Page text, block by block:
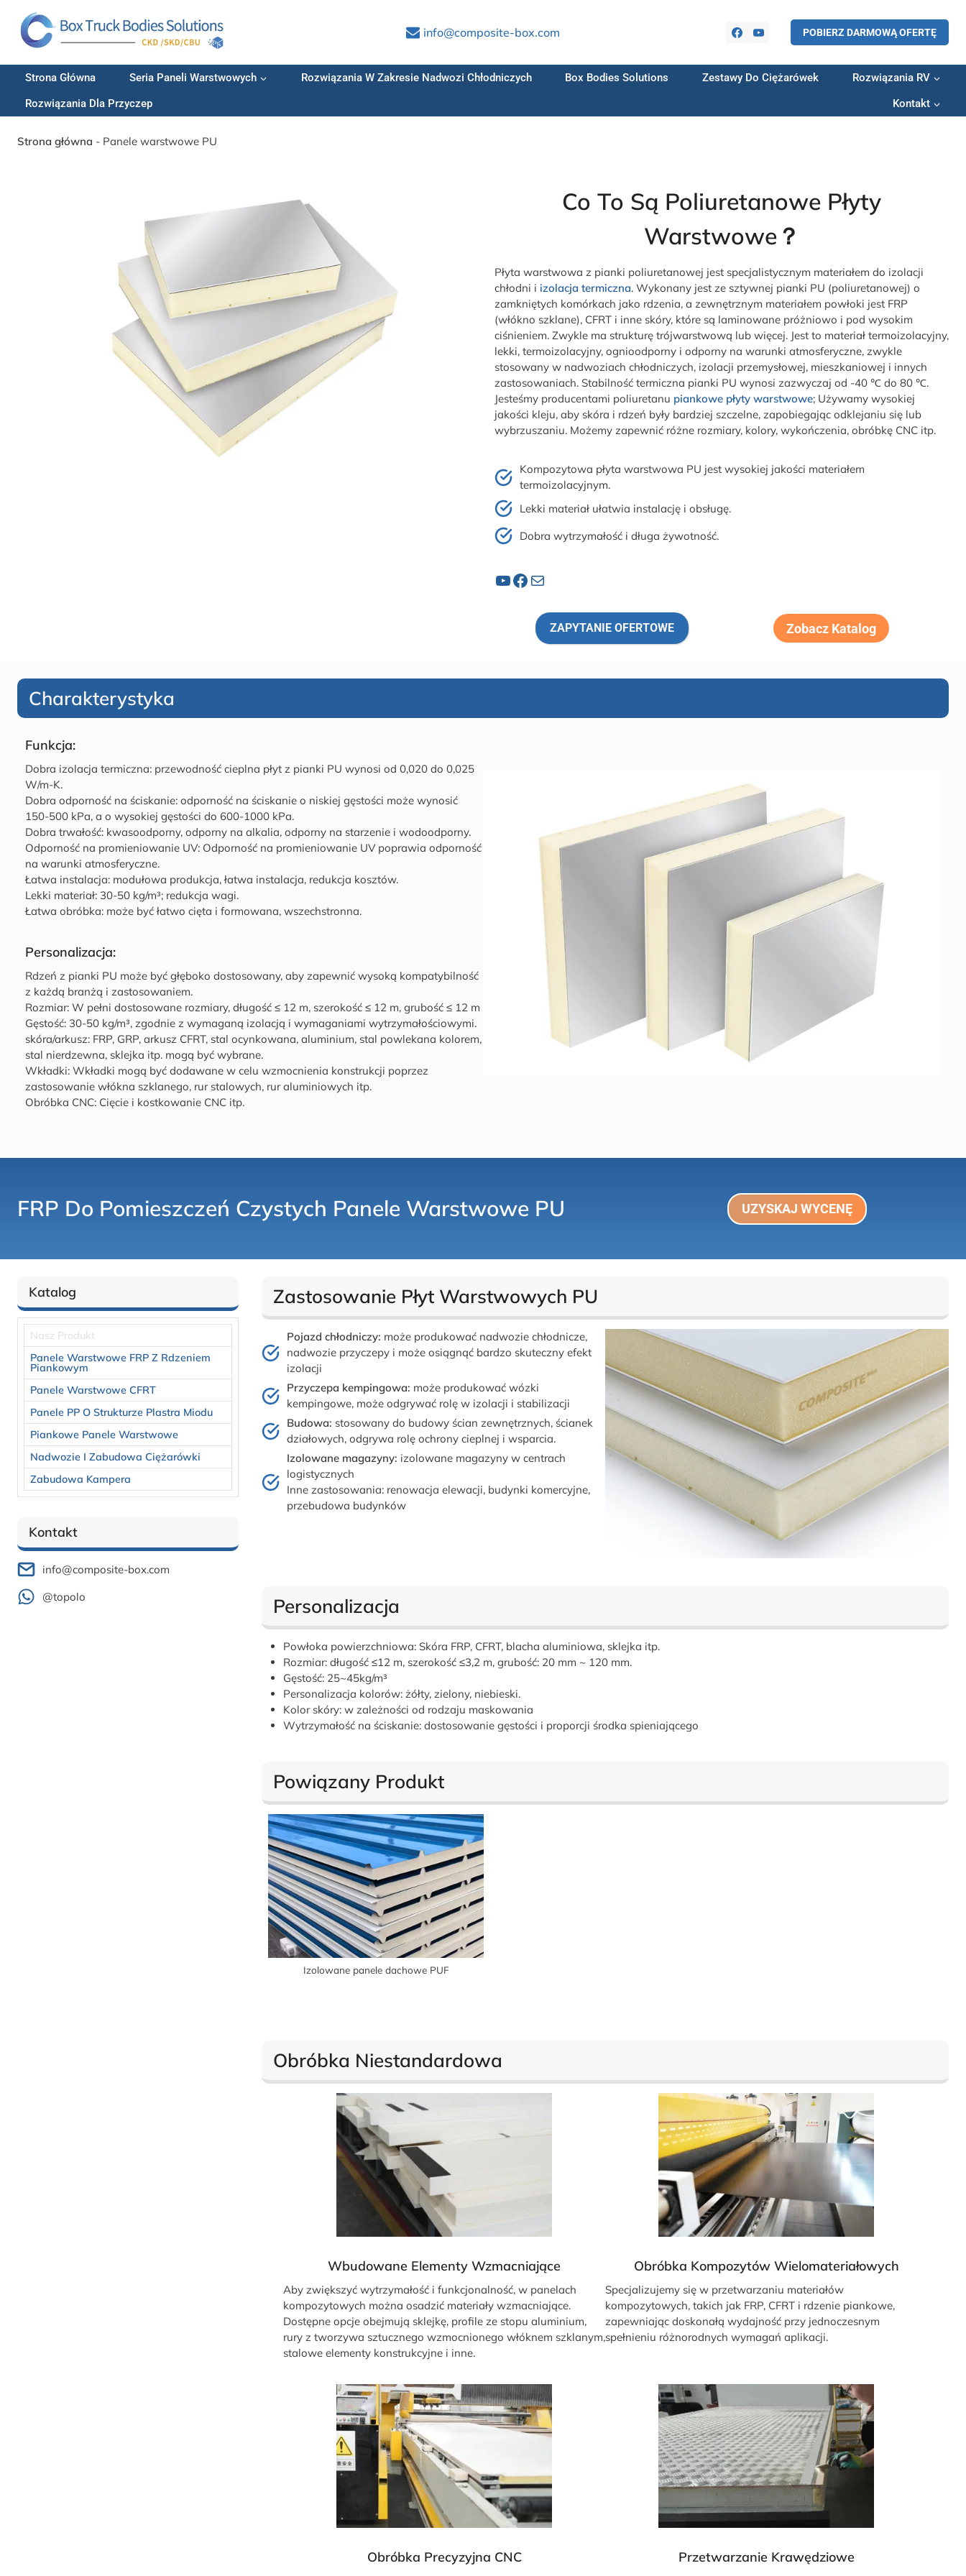
treści
info@composite-box.com POBIERZ DARMOWĄ OFERTĘ
Strona Główna Seria Paneli Warstwowych Rozwiązania W Zakresie Nadwozi Chłodniczych Box Bodies Solutions Zestawy Do Ciężarówek
Rozwiązania RV
Rozwiązania Dla Przyczep
Kontakt
Strona główna - Panele warstwowe PU
Co To Są Poliuretanowe Płyty
Warstwowe？
Płyta warstwowa z pianki poliuretanowej jest specjalistycznym materiałem do izolacji
chłodni i izolacja termiczna. Wykonany jest ze sztywnej pianki PU (poliuretanowej) o
zamkniętych komórkach jako rdzenia, a zewnętrznym materiałem powłoki jest FRP
(włókno szklane), CFRT i inne skóry, które są laminowane próżniowo i pod wysokim
ciśnieniem. Zwykle ma strukturę trójwarstwową lub więcej. Jest to materiał termoizolacyjny,
lekki, termoizolacyjny, ognioodporny i odporny na warunki atmosferyczne, zwykle
stosowany w nadwoziach chłodniczych, izolacji przemysłowej, mieszkaniowej i innych
zastosowaniach. Stabilność termiczna pianki PU wynosi zazwyczaj od -40 ℃ do 80 ℃.
Jesteśmy producentami poliuretanu piankowe płyty warstwowe; Używamy wysokiej
jakości kleju, aby skóra i rdzeń były bardziej szczelne, zapobiegając odklejaniu się lub
wybrzuszaniu. Możemy zapewnić różne rozmiary, kolory, wykończenia, obróbkę CNC itp.
Kompozytowa płyta warstwowa PU jest wysokiej jakości materiałem
termoizolacyjnym.
Lekki materiał ułatwia instalację i obsługę.
Dobra wytrzymałość i długa żywotność.
YouTube Facebook Poczta
ZAPYTANIE OFERTOWE Zobacz Katalog
Charakterystyka
Funkcja:
Dobra izolacja termiczna: przewodność cieplna płyt z pianki PU wynosi od 0,020 do 0,025
W/m-K.
Dobra odporność na ściskanie: odporność na ściskanie o niskiej gęstości może wynosić
150-500 kPa, a o wysokiej gęstości do 600-1000 kPa.
Dobra trwałość: kwasoodporny, odporny na alkalia, odporny na starzenie i wodoodporny.
Odporność na promieniowanie UV: Odporność na promieniowanie UV poprawia odporność
na warunki atmosferyczne.
Łatwa instalacja: modułowa produkcja, łatwa instalacja, redukcja kosztów.
Lekki materiał: 30-50 kg/m³; redukcja wagi.
Łatwa obróbka: może być łatwo cięta i formowana, wszechstronna.
Personalizacja:
Rdzeń z pianki PU może być głęboko dostosowany, aby zapewnić wysoką kompatybilność
z każdą branżą i zastosowaniem.
Rozmiar: W pełni dostosowane rozmiary, długość ≤ 12 m, szerokość ≤ 12 m, grubość ≤ 12 m
Gęstość: 30-50 kg/m³, zgodnie z wymaganą izolacją i wymaganiami wytrzymałościowymi.
skóra/arkusz: FRP, GRP, arkusz CFRT, stal ocynkowana, aluminium, stal powlekana kolorem,
stal nierdzewna, sklejka itp. mogą być wybrane.
Wkładki: Wkładki mogą być dodawane w celu wzmocnienia konstrukcji poprzez
zastosowanie włókna szklanego, rur stalowych, rur aluminiowych itp.
Obróbka CNC: Cięcie i kostkowanie CNC itp.
FRP Do Pomieszczeń Czystych Panele Warstwowe PU UZYSKAJ WYCENĘ
Katalog
Nasz Produkt
Panele Warstwowe FRP Z Rdzeniem
Piankowym
Panele Warstwowe CFRT
Panele PP O Strukturze Plastra Miodu
Piankowe Panele Warstwowe
Nadwozie I Zabudowa Ciężarówki
Zabudowa Kampera
Kontakt
info@composite-box.com
@topolo
Zastosowanie Płyt Warstwowych PU
Pojazd chłodniczy: może produkować nadwozie chłodnicze,
nadwozie przyczepy i może osiągnąć bardzo skuteczny efekt
izolacji
Przyczepa kempingowa: może produkować wózki
kempingowe, może odgrywać rolę w izolacji i stabilizacji
Budowa: stosowany do budowy ścian zewnętrznych, ścianek
działowych, odgrywa rolę ochrony cieplnej i wsparcia.
Izolowane magazyny: izolowane magazyny w centrach
logistycznych
Inne zastosowania: renowacja elewacji, budynki komercyjne,
przebudowa budynków
Personalizacja
Powłoka powierzchniowa: Skóra FRP, CFRT, blacha aluminiowa, sklejka itp.
Rozmiar: długość ≤12 m, szerokość ≤3,2 m, grubość: 20 mm ~ 120 mm.
Gęstość: 25~45kg/m³
Personalizacja kolorów: żółty, zielony, niebieski.
Kolor skóry: w zależności od rodzaju maskowania
Wytrzymałość na ściskanie: dostosowanie gęstości i proporcji środka spieniającego
Powiązany Produkt
Izolowane panele dachowe PUF
Obróbka Niestandardowa
Wbudowane Elementy Wzmacniające
Aby zwiększyć wytrzymałość i funkcjonalność, w panelach
kompozytowych można osadzić materiały wzmacniające.
Dostępne opcje obejmują sklejkę, profile ze stopu aluminium,
rury z tworzywa sztucznego wzmocnionego włóknem szklanym,
stalowe elementy konstrukcyjne i inne.
Obróbka Kompozytów Wielomateriałowych
Specjalizujemy się w przetwarzaniu materiałów
kompozytowych, takich jak FRP, CFRT i rdzenie piankowe,
zapewniając doskonałą wydajność przy jednoczesnym
spełnieniu różnorodnych wymagań aplikacji.
Obróbka Precyzyjna CNC Przetwarzanie Krawędziowe